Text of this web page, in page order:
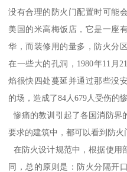
没有合理的防火门配置时可能
美国的米高梅饭店，它是一座
华，而装修用的量多，防火分
在一些大的孔洞，1980年11月
焰很快四处蔓延并通过那些没
的场，造成了84人679人受伤的惨
惨痛的教训引起了各国消防界
要求的建筑中，都可以看到防火
在防火设计规范中，根据使用
同，总的原则是：防火分隔开